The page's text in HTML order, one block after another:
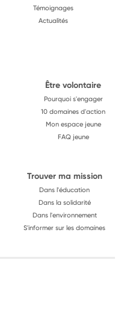
Témoignages
Actualités
Être volontaire
Pourquoi s'engager
10 domaines d'action
Mon espace jeune
FAQ jeune
Trouver ma mission
Dans l'éducation
Dans la solidarité
Dans l'environnement
S'informer sur les domaines